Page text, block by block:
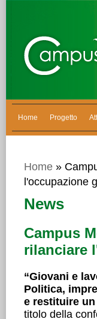
Home Progetto
Home »
l'occupazione
News
Campus
rilanciare
“Giovani e
Politica,
e restituire
titolo della